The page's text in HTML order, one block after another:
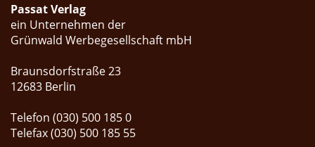
Passat Verlag
ein Unternehmen der
Grünwald Werbegesellschaft mbH
Braunsdorfstraße 23
12683 Berlin
Telefon (030) 500 185 0
Telefax (030) 500 185 55